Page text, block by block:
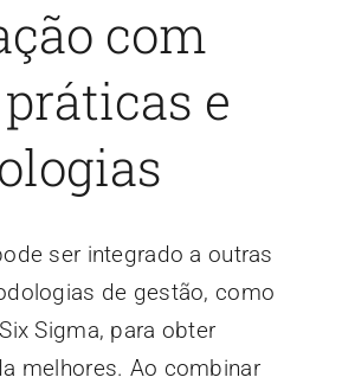
com
e
ser integrado a outras
de gestão, como
Sigma, para obter
melhores. Ao combinar